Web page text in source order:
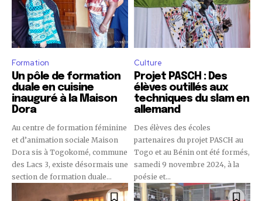
Formation
Un pôle de formation
duale en cuisine
inauguré à la Maison
Dora
Au centre de formation féminine
et d’animation sociale Maison
Dora sis à Togokomé, commune
des Lacs 3, existe désormais une
section de formation duale...
Culture
Projet PASCH : Des
élèves outillés aux
techniques du slam en
allemand
Des élèves des écoles
partenaires du projet PASCH au
Togo et au Bénin ont été formés,
samedi 9 novembre 2024, à la
poésie et...